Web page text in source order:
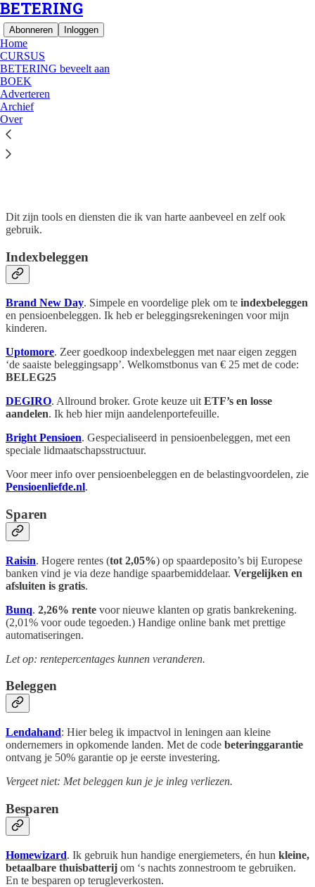
BETERING
Abonneren Inloggen
Home
CURSUS
BETERING beveelt aan
BOEK
Adverteren
Archief
Over
BETERING beveelt aan
Dit zijn tools en diensten die ik van harte aanbeveel en zelf ook
gebruik.
Indexbeleggen
Brand New Day. Simpele en voordelige plek om te indexbeleggen
en pensioenbeleggen. Ik heb er beleggingsrekeningen voor mijn
kinderen.
Uptomore. Zeer goedkoop indexbeleggen met naar eigen zeggen
‘de saaiste beleggingsapp’. Welkomstbonus van € 25 met de code:
BELEG25
DEGIRO. Allround broker. Grote keuze uit ETF’s en losse
aandelen. Ik heb hier mijn aandelenportefeuille.
Bright Pensioen. Gespecialiseerd in pensioenbeleggen, met een
speciale lidmaatschapsstructuur.
Voor meer info over pensioenbeleggen en de belastingvoordelen, zie
Pensioenliefde.nl.
Sparen
Raisin. Hogere rentes (tot 2,05%) op spaardeposito’s bij Europese
banken vind je via deze handige spaarbemiddelaar. Vergelijken en
afsluiten is gratis.
Bunq. 2,26% rente voor nieuwe klanten op gratis bankrekening.
(2,01% voor oude tegoeden.) Handige online bank met prettige
automatiseringen.
Let op: rentepercentages kunnen veranderen.
Beleggen
Lendahand: Hier beleg ik impactvol in leningen aan kleine
ondernemers in opkomende landen. Met de code beteringgarantie
ontvang je 50% garantie op je eerste investering.
Vergeet niet: Met beleggen kun je je inleg verliezen.
Besparen
Homewizard. Ik gebruik hun handige energiemeters, én hun kleine,
betaalbare thuisbatterij om ‘s nachts zonnestroom te gebruiken.
En te besparen op terugleverkosten.